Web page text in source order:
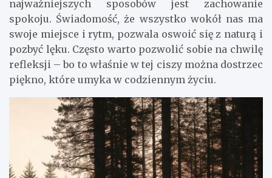
najważniejszych sposobów jest zachowanie
spokoju. Świadomość, że wszystko wokół nas ma
swoje miejsce i rytm, pozwala oswoić się z naturą i
pozbyć lęku. Często warto pozwolić sobie na chwilę
refleksji – bo to właśnie w tej ciszy można dostrzec
piękno, które umyka w codziennym życiu.